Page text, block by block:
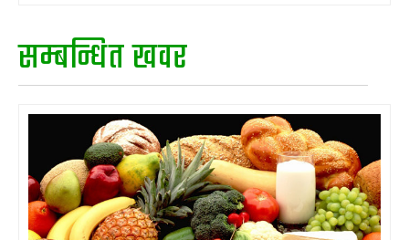
सम्बन्धित खवर